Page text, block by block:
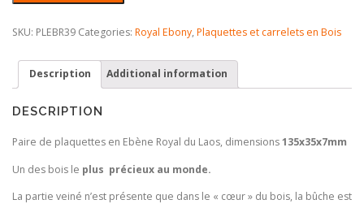
Royal
SKU: PLEBR39 Categories: Royal Ebony, Plaquettes et carrelets en Bois
Description Additional information
DESCRIPTION
Paire de plaquettes en Ebène Royal du Laos, dimensions135x35x7mm
Un des bois le plus précieux au monde.
La partie veiné n’est présente que dans le « cœur » du bois, la bûche est